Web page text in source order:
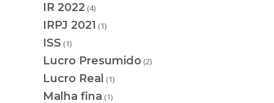
IR 2022 (4)
IRPJ 2021 (1)
ISS (1)
Lucro Presumido (2)
Lucro Real (1)
Malha fina (1)